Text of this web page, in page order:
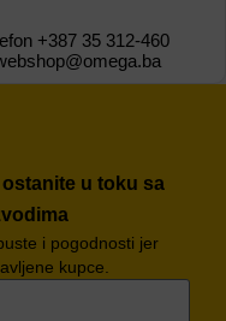
+387 35 312-460
u toku sa
i pogodnosti jer
kupce.